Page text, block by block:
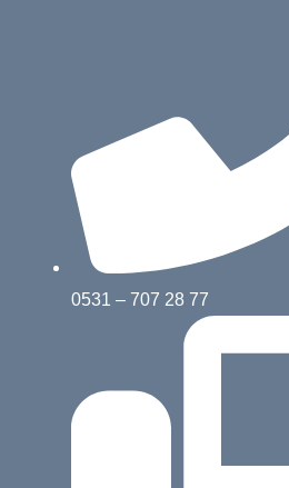
0531 – 707 28 77